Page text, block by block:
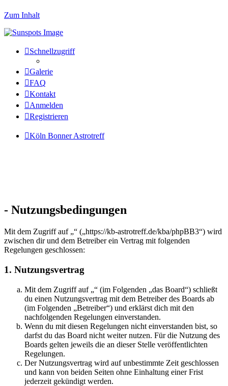
Zum Inhalt
Schnellzugriff
Galerie
FAQ
Kontakt
Anmelden
Registrieren
Köln Bonner Astrotreff
- Nutzungsbedingungen
Mit dem Zugriff auf „“ („https://kb-astrotreff.de/kba/phpBB3“) wird
zwischen dir und dem Betreiber ein Vertrag mit folgenden
Regelungen geschlossen:
1. Nutzungsvertrag
Mit dem Zugriff auf „“ (im Folgenden „das Board“) schließt
du einen Nutzungsvertrag mit dem Betreiber des Boards ab
(im Folgenden „Betreiber“) und erklärst dich mit den
nachfolgenden Regelungen einverstanden.
Wenn du mit diesen Regelungen nicht einverstanden bist, so
darfst du das Board nicht weiter nutzen. Für die Nutzung des
Boards gelten jeweils die an dieser Stelle veröffentlichten
Regelungen.
Der Nutzungsvertrag wird auf unbestimmte Zeit geschlossen
und kann von beiden Seiten ohne Einhaltung einer Frist
jederzeit gekündigt werden.